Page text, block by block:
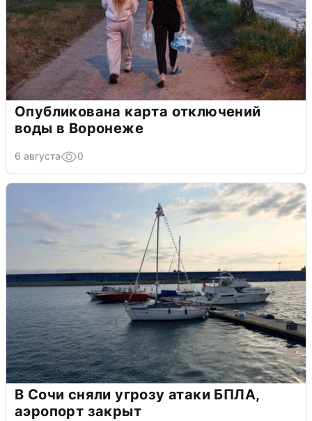
Опубликована карта отключений
воды в Воронеже
6 августа 0
В Сочи сняли угрозу атаки БПЛА,
аэропорт закрыт